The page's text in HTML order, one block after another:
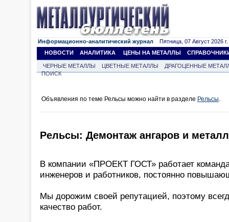
Информационно-аналитический журнал Пятница, 07 Август 2026 г.
НОВОСТИ
АНАЛИТИКА ЦЕНЫ НА МЕТАЛЛЫ
ЧЕРНЫЕ МЕТАЛЛЫ ЦВЕТНЫЕ МЕТАЛЛЫ
ДРАГОЦЕННЫЕ
ПОИСК
Объявления по теме Рельсы можно найти в разделе Рельсы.
Рельсы: Демонтаж ангаров и
В компании «ПРОЕКТ ГОСТ» работает
инженеров и работников, постоянно
Мы дорожим своей репутацией, поэтому
качество работ.